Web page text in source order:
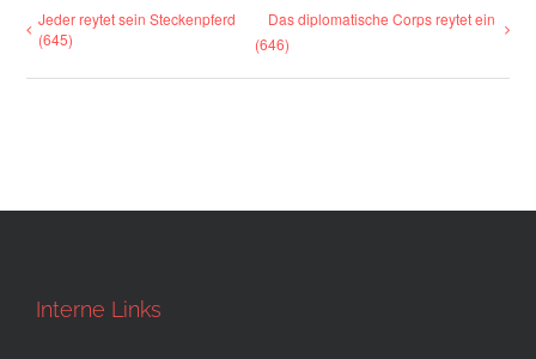
Jeder reytet sein Steckenpferd
(645)
Das diplomatische Corps reytet ein
(646)
Interne Links